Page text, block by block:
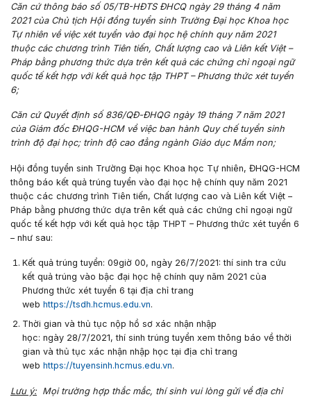
Căn cứ thông báo số 05/TB-HĐTS ĐHCQ ngày 29 tháng 4 năm
2021 của Chủ tịch Hội đồng tuyển sinh Trường Đại học Khoa học
Tự nhiên về việc xét tuyển vào đại học hệ chính quy năm 2021
thuộc các chương trình Tiên tiến, Chất lượng cao và Liên kết Việt –
Pháp bằng phương thức dựa trên kết quả các chứng chỉ ngoại ngữ
quốc tế kết hợp với kết quả học tập THPT – Phương thức xét tuyển
6;
Căn cứ Quyết định số 836/QĐ-ĐHQG ngày 19 tháng 7 năm 2021
của Giám đốc ĐHQG-HCM về việc ban hành Quy chế tuyển sinh
trình độ đại học; trình độ cao đẳng ngành Giáo dục Mầm non;
Hội đồng tuyển sinh Trường Đại học Khoa học Tự nhiên, ĐHQG-HCM
thông báo kết quả trúng tuyển vào đại học hệ chính quy năm 2021
thuộc các chương trình Tiên tiến, Chất lượng cao và Liên kết Việt –
Pháp bằng phương thức dựa trên kết quả các chứng chỉ ngoại ngữ
quốc tế kết hợp với kết quả học tập THPT – Phương thức xét tuyển 6
– như sau:
Kết quả trúng tuyển: 09giờ 00, ngày 26/7/2021:thí sinh tra cứu
kết quả trúng vào bậc đại học hệ chính quy năm 2021 của
Phương thức xét tuyển 6 tại địa chỉ trang
web https://tsdh.hcmus.edu.vn.
Thời gian và thủ tục nộp hồ sơ xác nhận nhập
học: ngày 28/7/2021, thí sinh trúng tuyển xem thông báo về thời
gian và thủ tục xác nhận nhập học tại địa chỉ trang
web https://tuyensinh.hcmus.edu.vn.
Lưu ý: Mọi trường hợp thắc mắc, thí sinh vui lòng gửi về địa chỉ